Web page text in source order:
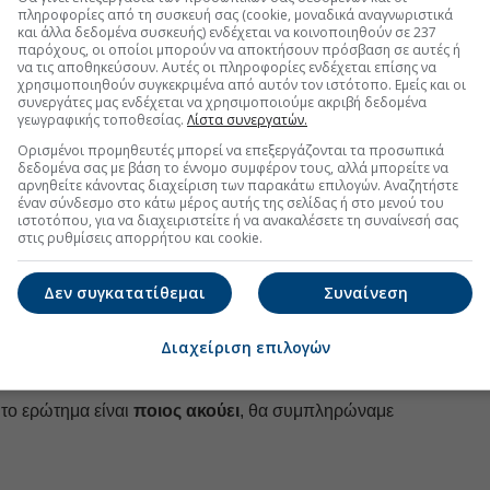
Ενέργειας, όμως o χρόνοςκυλάει αμείλικταγια
δήλωσε στην Καθημερινή ο διευθύνων
της Eurometaux Ευάγγελος Μυτιληναίος.
αλλά και ηστείρα απορριπτική στάση της
οδηγήσει κράτη-μέλη στην ανάγκη να πάρουν την
ο Τιτάνας έχει παραγωγική δραστηριότητα, το
ενέργειας το πληρώνουμε στην Ελλάδα»,
«τι μέτρα θα πάρουμε, εάν θέλουμε να έχουμε ένα
οικοσύστημα»,επισημαίνει από την πλευρά του
το οξυγόνο για τον άνθρωπο: ζήτημα επιβίωσης»,
ερώτημα είναιποιος ακούει, θα συμπληρώναμε
Μάιος
όαση
Τι
Οι
τον
πληροφορίες από τη συσκευή σας (cookie, μοναδικά αναγνωριστικά
και άλλα δεδομένα συσκευής) ενδέχεται να κοινοποιηθούν σε 237
παρόχους, οι οποίοι μπορούν να αποκτήσουν πρόσβαση σε αυτές ή
να τις αποθηκεύσουν. Αυτές οι πληροφορίες ενδέχεται επίσης να
χρησιμοποιηθούν συγκεκριμένα από αυτόν τον ιστότοπο. Εμείς και οι
συνεργάτες μας ενδέχεται να χρησιμοποιούμε ακριβή δεδομένα
γεωγραφικής τοποθεσίας. Λίστα συνεργατών.
Ορισμένοι προμηθευτές μπορεί να επεξεργάζονται τα προσωπικά
δεδομένα σας με βάση το έννομο συμφέρον τους, αλλά μπορείτε να
αρνηθείτε κάνοντας διαχείριση των παρακάτω επιλογών. Αναζητήστε
έναν σύνδεσμο στο κάτω μέρος αυτής της σελίδας ή στο μενού του
ιστοτόπου, για να διαχειριστείτε ή να ανακαλέσετε τη συναίνεσή σας
στις ρυθμίσεις απορρήτου και cookie.
Συναίνεση
Δεν συγκατατίθεμαι
Διαχείριση επιλογών